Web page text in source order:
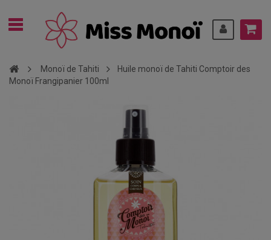
Monoï de Tahiti
Huile monoï de Tahiti Comptoir des
Monoï Frangipanier 100ml